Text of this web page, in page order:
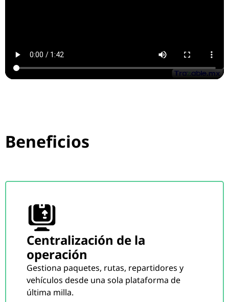
Beneficios
Centralización de la
operación
Gestiona paquetes, rutas, repartidores y
vehículos desde una sola plataforma de
última milla.